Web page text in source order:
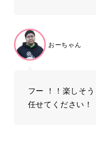
おーちゃん
フー ！！楽しそ
任せてください！